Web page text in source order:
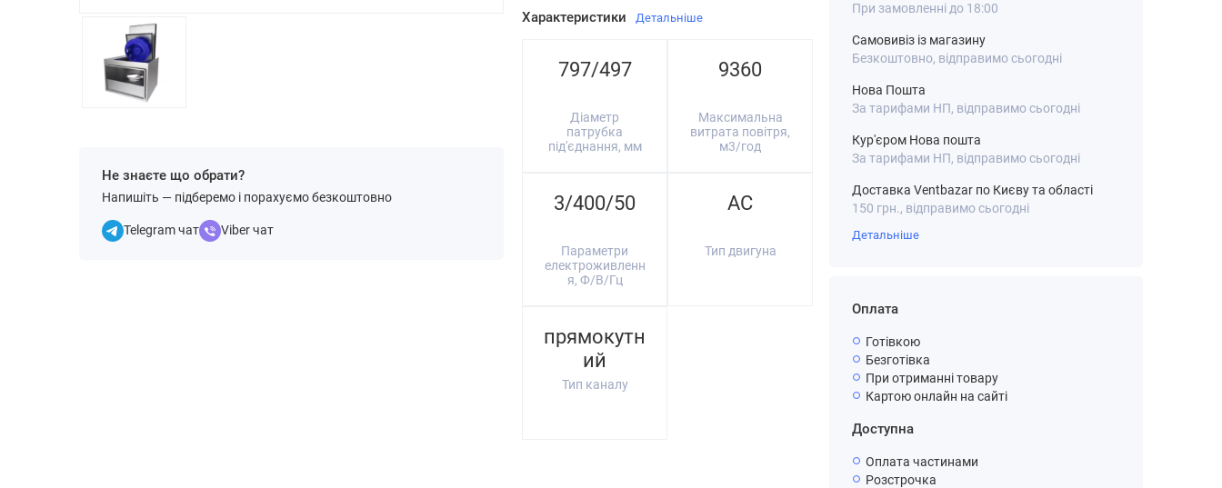
Не знаєте що обрати?
Напишіть — підберемо і порахуємо безкоштовно
Telegram чат Viber чат
Характеристики Детальніше
797/497
Діаметр
патрубка
під'єднання, мм
9360
Максимальна
витрата повітря,
м3/год
3/400/50
Параметри
електроживленн
я, Ф/В/Гц
AC
Тип двигуна
прямокутн
ий
Тип каналу
При замовленні до 18:00
Самовивіз із магазину
Безкоштовно, відправимо сьогодні
Нова Пошта
За тарифами НП, відправимо сьогодні
Кур'єром Нова пошта
За тарифами НП, відправимо сьогодні
Доставка Ventbazar по Києву та області
150 грн., відправимо сьогодні
Детальніше
Оплата
Готівкою
Безготівка
При отриманні товару
Картою онлайн на сайті
Доступна
Оплата частинами
Розстрочка